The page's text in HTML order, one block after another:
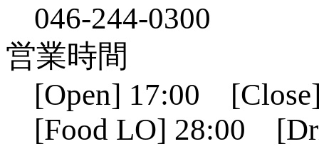
046-244-0300
営業時間
[Open] 17:00
[Food LO] 28:00